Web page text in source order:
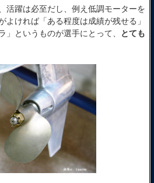
活躍は必至だし、例え低調モーターを
よければ「ある程度は成績が残せる」
」というものが選手にとって、
とても